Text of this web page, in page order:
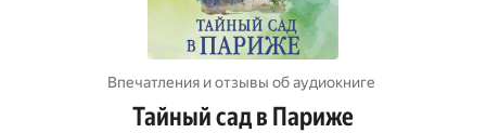
Впечатления и отзывы об aудиокниге
Тайный сад в Париже